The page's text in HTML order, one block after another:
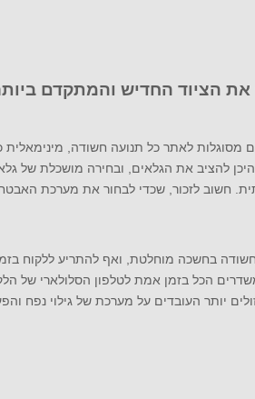
הציוד החדיש והמתקדם
מסוגלות לאתר כל תנועה חשודה,
היכן להציב את הגלאים, ובחירה מושכלת
חשוב לזכור, שכדי לבחור את מערכת
בחשכה מוחלטת, ואף להתריע ללקוח
הכל בזמן אמת לטלפון הסלולארי של
יותר העובדים על מערכת של גילוי נפח